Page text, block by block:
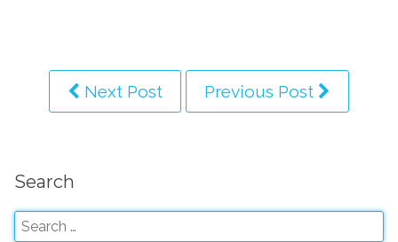
Next Post Previous Post
Search